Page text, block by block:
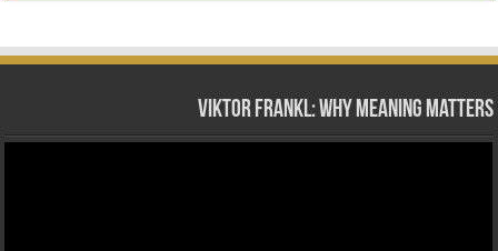
Viktor Frankl: Why Meaning Matters